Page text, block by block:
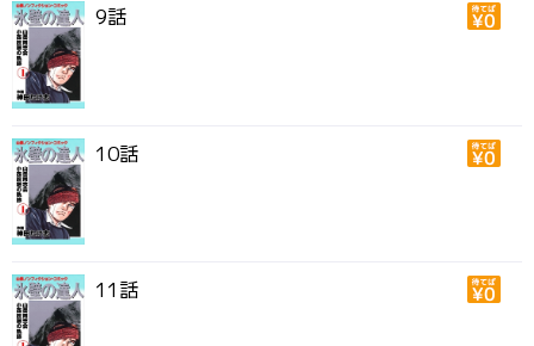
9話
10話
11話